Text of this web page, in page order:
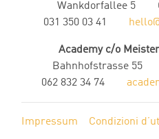
Wankdorfallee 5
031 350 03 41
Academy c/o
Bahnhofstrasse 55
062 832 34 74
Impressum Condizioni